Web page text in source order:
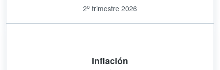
2o trimestre 2026
Inflación